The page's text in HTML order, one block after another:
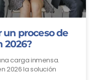
un proceso de
2026?
carga inmensa.
2026 la solución